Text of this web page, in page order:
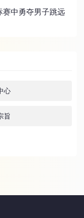
赛中勇夺男子跳远
心
旨